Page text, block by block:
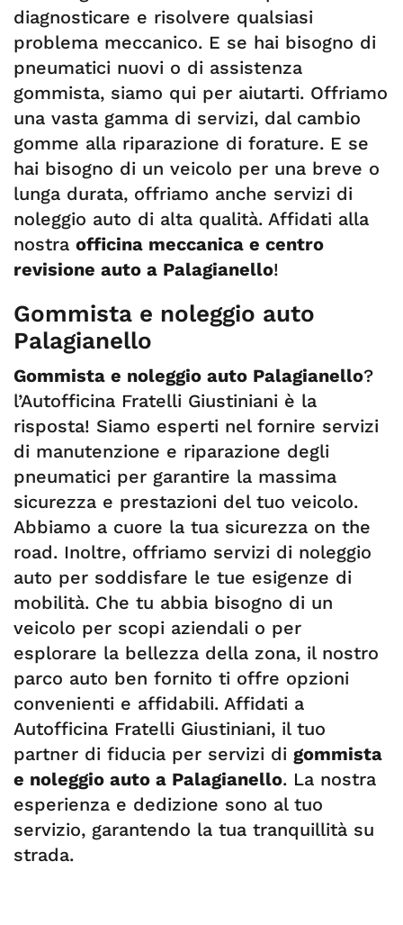
diagnosticare e risolvere qualsiasi
problema meccanico. E se hai bisogno di
pneumatici nuovi o di assistenza
gommista, siamo qui per aiutarti. Offriamo
una vasta gamma di servizi, dal cambio
gomme alla riparazione di forature. E se
hai bisogno di un veicolo per una breve o
lunga durata, offriamo anche servizi di
noleggio auto di alta qualità. Affidati alla
nostra officina meccanica e centro
revisione auto a Palagianello!
Gommista e noleggio auto
Palagianello
Gommista e noleggio auto Palagianello?
l’Autofficina Fratelli Giustiniani è la
risposta! Siamo esperti nel fornire servizi
di manutenzione e riparazione degli
pneumatici per garantire la massima
sicurezza e prestazioni del tuo veicolo.
Abbiamo a cuore la tua sicurezza on the
road. Inoltre, offriamo servizi di noleggio
auto per soddisfare le tue esigenze di
mobilità. Che tu abbia bisogno di un
veicolo per scopi aziendali o per
esplorare la bellezza della zona, il nostro
parco auto ben fornito ti offre opzioni
convenienti e affidabili. Affidati a
Autofficina Fratelli Giustiniani, il tuo
partner di fiducia per servizi di gommista
e noleggio auto a Palagianello. La nostra
esperienza e dedizione sono al tuo
servizio, garantendo la tua tranquillità su
strada.